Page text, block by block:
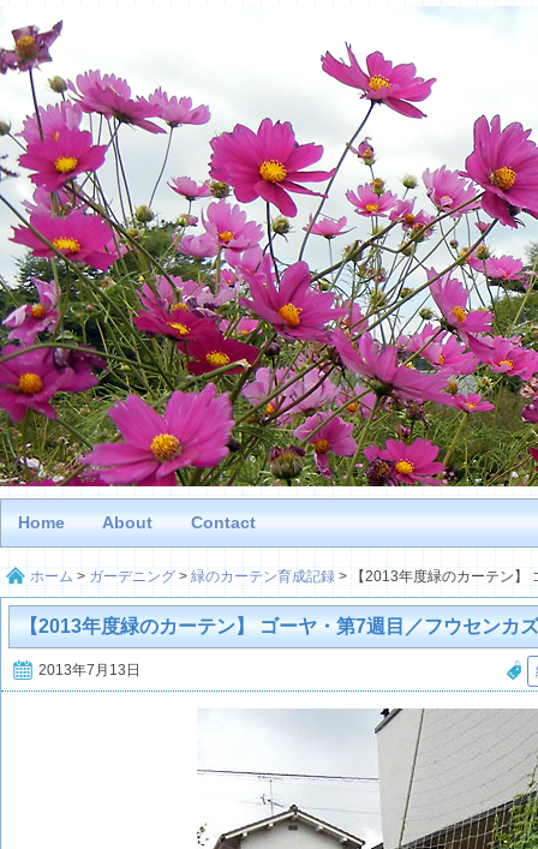
Home About Contact
ホーム > ガーデニング >緑のカーテン育成記録 > 【2013年度緑のカーテン
【2013年度緑のカーテン】 ゴーヤ・第7週目／フウセンカ
2013年7月13日